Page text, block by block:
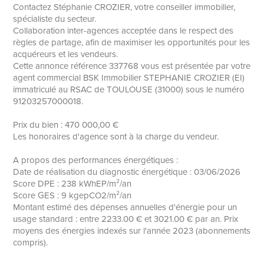
Contactez Stéphanie CROZIER, votre conseiller immobilier,
spécialiste du secteur.
Collaboration inter-agences acceptée dans le respect des
règles de partage, afin de maximiser les opportunités pour les
acquéreurs et les vendeurs.
Cette annonce référence 337768 vous est présentée par votre
agent commercial BSK Immobilier STEPHANIE CROZIER (EI)
immatriculé au RSAC de TOULOUSE (31000) sous le numéro
91203257000018.
Prix du bien : 470 000,00 €
Les honoraires d'agence sont à la charge du vendeur.
A propos des performances énergétiques :
Date de réalisation du diagnostic énergétique : 03/06/2026
Score DPE : 238 kWhEP/m²/an
Score GES : 9 kgepCO2/m²/an
Montant estimé des dépenses annuelles d'énergie pour un
usage standard : entre 2233.00 € et 3021.00 € par an. Prix
moyens des énergies indexés sur l'année 2023 (abonnements
compris).